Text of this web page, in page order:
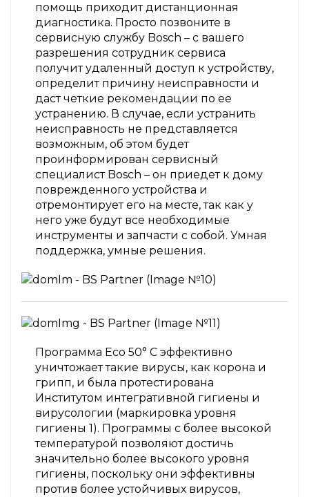
помощь приходит дистанционная
диагностика. Просто позвоните в
сервисную службу Bosch – с вашего
разрешения сотрудник сервиса
получит удаленный доступ к устройству,
определит причину неисправности и
даст четкие рекомендации по ее
устранению. В случае, если устранить
неисправность не представляется
возможным, об этом будет
проинформирован сервисный
специалист Bosch – он приедет к дому
поврежденного устройства и
отремонтирует его на месте, так как у
него уже будут все необходимые
инструменты и запчасти с собой. Умная
поддержка, умные решения.
Программа Eco 50° C эффективно
уничтожает такие вирусы, как корона и
грипп, и была протестирована
Институтом интегративной гигиены и
вирусологии (маркировка уровня
гигиены 1). Программы с более высокой
температурой позволяют достичь
значительно более высокого уровня
гигиены, поскольку они эффективны
против более устойчивых вирусов,